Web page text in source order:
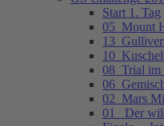
Start 1. Tag
05_Mount
08_Trial im
02_Mars
01_ Der